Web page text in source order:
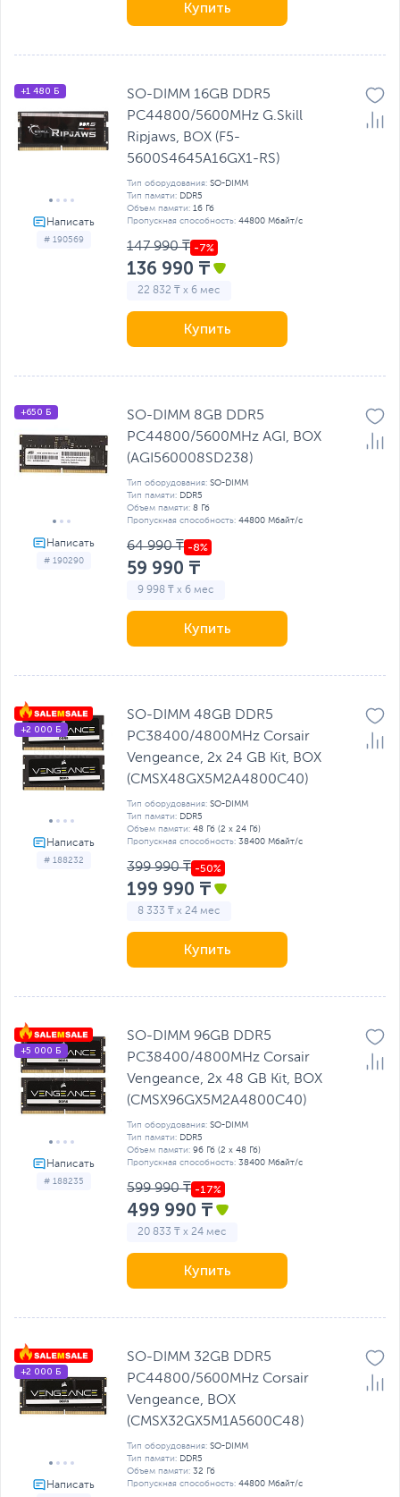
Купить
# 190569
+1 480 Б
SO-DIMM 16GB DDR5
PC44800/5600MHz G.Skill
Ripjaws, BOX (F5-
5600S4645A16GX1-RS)
Тип оборудования: SO-DIMM
Тип памяти: DDR5
Объем памяти: 16 Гб
Пропускная способность: 44800 Мбайт/с
147 990 ₸
136 990 ₸
22 832 ₸ x 6 мес
Купить
# 190290
+650 Б
SO-DIMM 8GB DDR5
PC44800/5600MHz AGI, BOX
(AGI560008SD238)
Тип оборудования: SO-DIMM
Тип памяти: DDR5
Объем памяти: 8 Гб
Пропускная способность: 44800 Мбайт/с
64 990 ₸
59 990 ₸
9 998 ₸ x 6 мес
Купить
# 188232
+2 000 Б
SO-DIMM 48GB DDR5
PC38400/4800MHz Corsair
Vengeance, 2x 24 GB Kit, BOX
(CMSX48GX5M2A4800C40)
Тип оборудования: SO-DIMM
Тип памяти: DDR5
Объем памяти: 48 Гб (2 х 24 Гб)
Пропускная способность: 38400 Мбайт/с
399 990 ₸
199 990 ₸
8 333 ₸ x 24 мес
Купить
# 188235
+5 000 Б
SO-DIMM 96GB DDR5
PC38400/4800MHz Corsair
Vengeance, 2x 48 GB Kit, BOX
(CMSX96GX5M2A4800C40)
Тип оборудования: SO-DIMM
Тип памяти: DDR5
Объем памяти: 96 Гб (2 х 48 Гб)
Пропускная способность: 38400 Мбайт/с
599 990 ₸
499 990 ₸
20 833 ₸ x 24 мес
Купить
+2 000 Б
SO-DIMM 32GB DDR5
PC44800/5600MHz Corsair
Vengeance, BOX
(CMSX32GX5M1A5600C48)
Тип оборудования: SO-DIMM
Тип памяти: DDR5
Объем памяти: 32 Гб
Пропускная способность: 44800 Мбайт/с